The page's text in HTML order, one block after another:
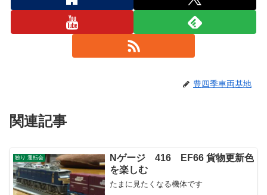
豊四季車両基地
関連記事
独り 運転会
Nゲージ 416 EF66 貨物更新色
を楽しむ
たまに見たくなる機体です